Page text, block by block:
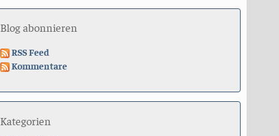
Blog abonnieren
RSS Feed
Kommentare
Kategorien